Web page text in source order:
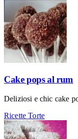
Cake pops al rum
Deliziosi e chic cake
RicetteTorte